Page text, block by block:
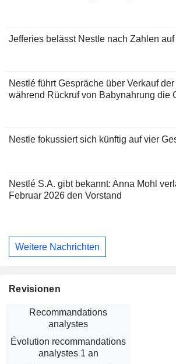
Jefferies belässt Nestle nach Zahlen
Nestlé führt Gespräche über Verkauf
während Rückruf von Babynahrung die
Nestle fokussiert sich künftig auf vier
Nestlé S.A. gibt bekannt: Anna Mohl
Februar 2026 den Vorstand
Weitere Nachrichten
Revisionen
Recommandations
analystes
Évolution recommandations
analystes 1 an